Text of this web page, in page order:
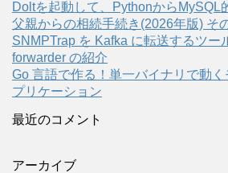
Doltを起動して、PythonからMySQL
父親からの相続手続き(2026年版) そ
SNMPTrap を Kafka に転送するツー
forwarder の紹介
Go 言語で作る！単一バイナリで動
プリケーション
最近のコメント
アーカイブ